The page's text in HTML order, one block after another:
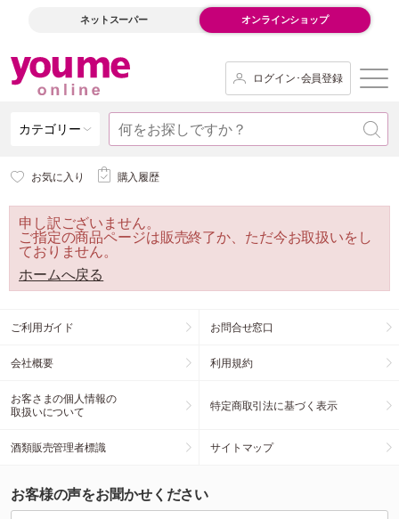
ネットスーパー オンラインショップ
ログイン･会員登録
カテゴリー
お気に入り 購入履歴
申し訳ございません。
ご指定の商品ページは販売終了か、ただ今お取扱いをし
ておりません。
ホームへ戻る
ご利用ガイド お問合せ窓口
会社概要 利用規約
お客さまの個人情報の
取扱いについて
特定商取引法に基づく表示
酒類販売管理者標識 サイトマップ
お客様の声をお聞かせください